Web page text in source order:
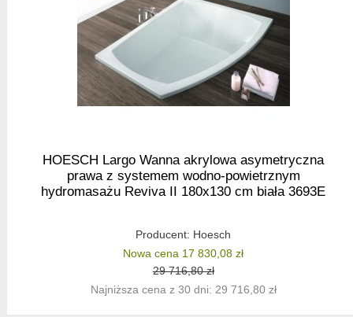
HOESCH Largo Wanna akrylowa asymetryczna
prawa z systemem wodno-powietrznym
hydromasażu Reviva II 180x130 cm biała 3693E
Producent: Hoesch
Nowa cena 17 830,08 zł
29 716,80 zł
Najniższa cena z 30 dni: 29 716,80 zł